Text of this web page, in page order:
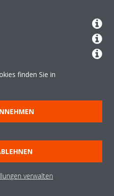
© Daikin
Datenschutzrichtlinie
Data Act
finden Sie in
verwalten